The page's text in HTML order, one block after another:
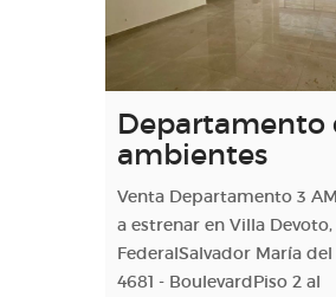
Departamento
ambientes
Venta Departamento 3
a estrenar en Villa
FederalSalvador María
4681 - BoulevardPiso 2 al